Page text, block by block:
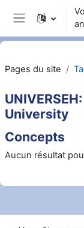
Passer au contenu
Panneau
Pages du site
University
Concepts
Aucun résultat